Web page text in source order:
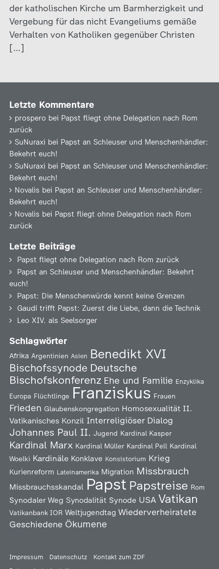
der katholischen Kirche um Barmherzigkeit und
Vergebung für das nicht Evangeliums gemäße
Verhalten von Katholiken gegenüber Christen
[…]
Letzte Kommentare
prospero bei Papst fliegt ohne Delegation nach Rom
zurück
SuNuraxi bei Papst an Schleuser und Menschenhändler:
Bekehrt euch!
SuNuraxi bei Papst an Schleuser und Menschenhändler:
Bekehrt euch!
Novalis bei Papst an Schleuser und Menschenhändler:
Bekehrt euch!
Novalis bei Papst fliegt ohne Delegation nach Rom
zurück
Letzte Beiträge
Papst fliegt ohne Delegation nach Rom zurück
Papst an Schleuser und Menschenhändler: Bekehrt
euch!
Papst: Die Menschenwürde kennt keine Grenzen
Gaudí trifft Papst: Zuerst die Liebe, dann die Technik
Leo XIV. als Seelsorger
Schlagwörter
Afrika Argentinien Asien Benedikt XVI
Bischofssynode Deutsche
Bischofskonferenz Ehe und Familie Enzyklika
Europa Flüchtlinge Franziskus Frauen
Frieden Glaubenskongregation Homosexualität II.
Vatikanisches Konzil Interreligiöser Dialog
Johannes Paul II. Jugend Kardinal Kasper
Kardinal Marx Kardinal Müller Kardinal Pell Kardinal
Woelki Kardinäle Konklave Konsistorium Krieg
Kurienreform Lateinamerika Migration Missbrauch
Missbrauchsskandal Papst Papstreise Rom
Synodaler Weg Synodalität Synode USA Vatikan
Vatikanbank IOR Weltjugendtag Wiederverheiratete
Geschiedene Ökumene
Impressum Datenschutz
Kontakt zum ZDF